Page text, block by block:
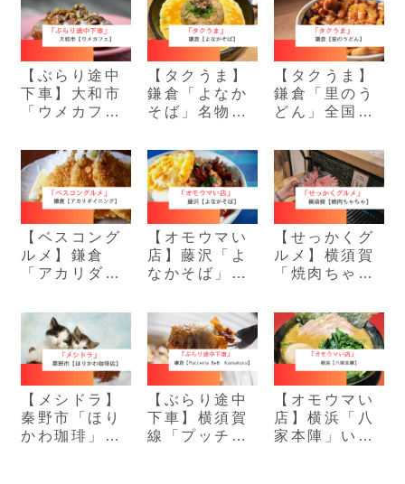
【ぶらり途中
下車】大和市
「ウメカフ
タチオクロワ
ッサン
【タクうま】
鎌倉「よなか
そば」名物ト
子がこぼれる
炒飯
【タクうま】
鎌倉「里のう
どん」全国丼
賞の絶品バラ
丼
【ベスコング
ルメ】鎌倉
「アカリダイ
厚な梅しそア
ジフライ定食
【オモウマい
店】藤沢「よ
なかそば」ト
手箱チャーハ
ン
【せっかくグ
ルメ】横須賀
「焼肉ちゃち
敦さん爆食の
お店
【メシドラ】
秦野市「ほり
かわ珈琲」保
【ぶらり途中
下車】横須賀
線「プッチェ
【オモウマい
店】横浜「八
家本陣」いつ